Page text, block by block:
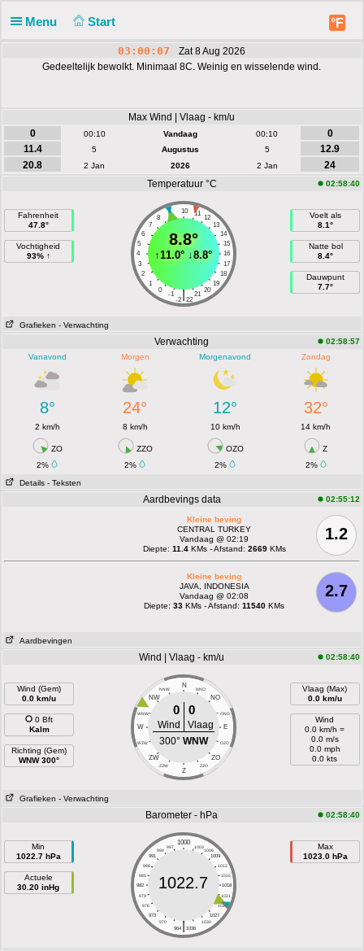
Menu Start °F
03:00:07
Zat 8 Aug 2026
Gedeeltelijk bewolkt. Minimaal 8C. Weinig en wisselende wind.
Max Wind | Vlaag - km/u
0
00:10 Vandaag 00:10
0
11.4
5 Augustus 5
12.9
20.8
2 Jan 2026 2 Jan
24
Temperatuur °C
02:58:40
Fahrenheit
47.8°
Vochtigheid
93% ↑
10
9 11
8
12
7
13
6
14
5
15
4
16
3
17
2
18
1
19
0
20
-1 21
|
-2 22
8.8°
↑11.0° ↓8.8°
Voelt als
8.1°
Natte bol
8.4°
Dauwpunt
7.7°
Grafieken - Verwachting
Verwachting
02:58:57
Vanavond
Morgen Morgenavond Zondag
8° 24° 12° 32°
2 km/h 8 km/h 10 km/h 14 km/h
ZO ZZO OZO
Z
2%
2% 2%
2%
Details - Teksten
Aardbevings data 02:55:12
1.2
Kleine beving
CENTRAL TURKEY
Vandaag @ 02:19
Diepte: 11.4KMs - Afstand: 2669KMs
2.7
Kleine beving
JAVA, INDONESIA
Vandaag @ 02:08
Diepte:33 KMs - Afstand:11540 KMs
Aardbevingen
Wind | Vlaag - km/u 02:58:40
Wind (Gem)
0.0 km/u
0 Bft
Kalm
Richting (Gem)
WNW 300°
N
NNW NNO
NW NO
WNW ONO
W E
WZW OZO
ZW ZO
ZZW ZZO
Z
0 0
Wind
Vlaag
300° WNW
Vlaag (Max)
0.0 km/u
Wind
0.0 km/h =
0.0 m/s
0.0 mph
0.0 kts
Grafieken - Verwachting
Barometer - hPa 02:58:40
Min
1022.7 hPa
Actuele
30.20 inHg
1000
997 1003
994
1006
991
1009
988
1012
985
1015
982
1018
979
1021
976
1024
973
1027
970
1030
|
964 1036
1022.7
Max
1023.0 hPa